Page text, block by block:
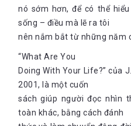
nó sớm hơn, để có thể
sống – điều mà lẽ ra tôi
nên nắm bắt từ những năm
“What Are You
Doing With Your Life?” của
2001, là một cuốn
sách giúp người đọc nhìn
toàn khác, bằng cách đánh